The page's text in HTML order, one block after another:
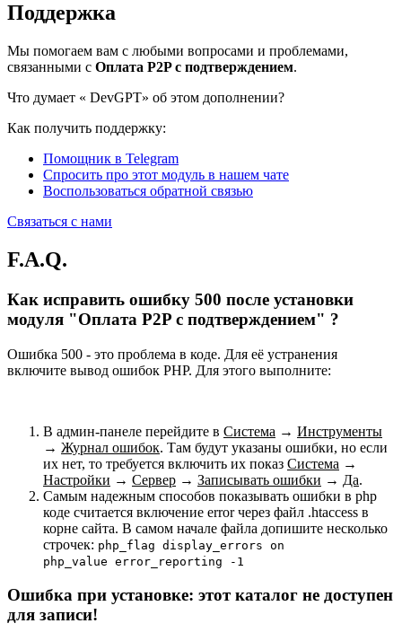
Поддержка
Мы помогаем вам с любыми вопросами и проблемами,
связанными с Оплата P2P с подтверждением.
Что думает « DevGPT» об этом дополнении?
Как получить поддержку:
Помощник в Telegram
Спросить про этот модуль в нашем чате
Воспользоваться обратной связью
Связаться с нами
F.A.Q.
Как исправить ошибку 500 после установки
модуля "Оплата P2P с подтверждением" ?
Ошибка 500 - это проблема в коде. Для её устранения
включите вывод ошибок PHP. Для этого выполните:
В админ-панеле перейдите в Система → Инструменты
→ Журнал ошибок. Там будут указаны ошибки, но если
их нет, то требуется включить их показ Система →
Настройки → Сервер → Записывать ошибки → Да.
Самым надежным способов показывать ошибки в php
коде считается включение error через файл .htaccess в
корне сайта. В самом начале файла допишите несколько
строчек: php_flag display_errors on
php_value error_reporting -1
Ошибка при установке: этот каталог не доступен
для записи!